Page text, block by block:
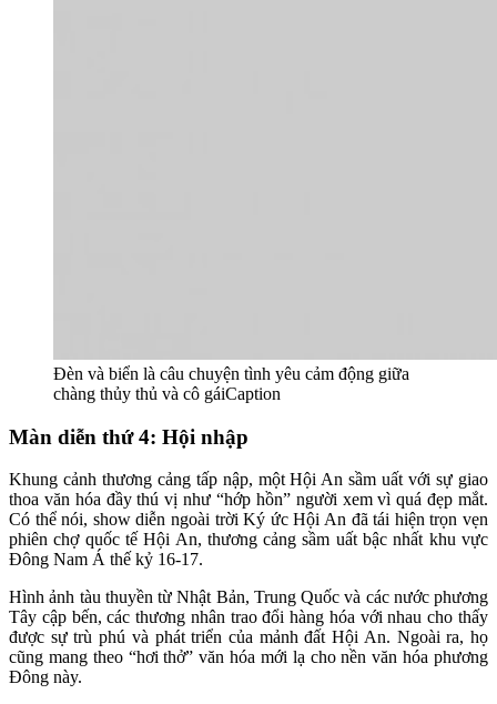
Đèn và biển là câu chuyện tình yêu cảm động giữa
chàng thủy thủ và cô gáiCaption
Màn diễn thứ 4: Hội nhập
Khung cảnh thương cảng tấp nập, một Hội An sầm uất với sự giao
thoa văn hóa đầy thú vị như “hớp hồn” người xem vì quá đẹp mắt.
Có thể nói, show diễn ngoài trời Ký ức Hội An đã tái hiện trọn vẹn
phiên chợ quốc tế Hội An, thương cảng sầm uất bậc nhất khu vực
Đông Nam Á thế kỷ 16-17.
Hình ảnh tàu thuyền từ Nhật Bản, Trung Quốc và các nước phương
Tây cập bến, các thương nhân trao đổi hàng hóa với nhau cho thấy
được sự trù phú và phát triển của mảnh đất Hội An. Ngoài ra, họ
cũng mang theo “hơi thở” văn hóa mới lạ cho nền văn hóa phương
Đông này.